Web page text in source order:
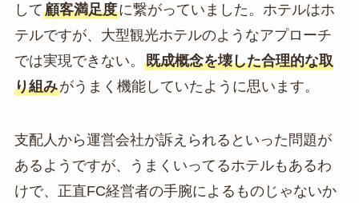
して顧客満足度に繋がっていました。ホテルはホ
テルですが、大型観光ホテルのようなアプローチ
では実現できない。 既成概念を壊した合理的な取
り組みがうまく機能していたように思います。
支配人から運営会社が訴えられるといった問題が
あるようですが、うまくいってるホテルもあるわ
けで、正直FC経営者の手腕によるものじゃないか